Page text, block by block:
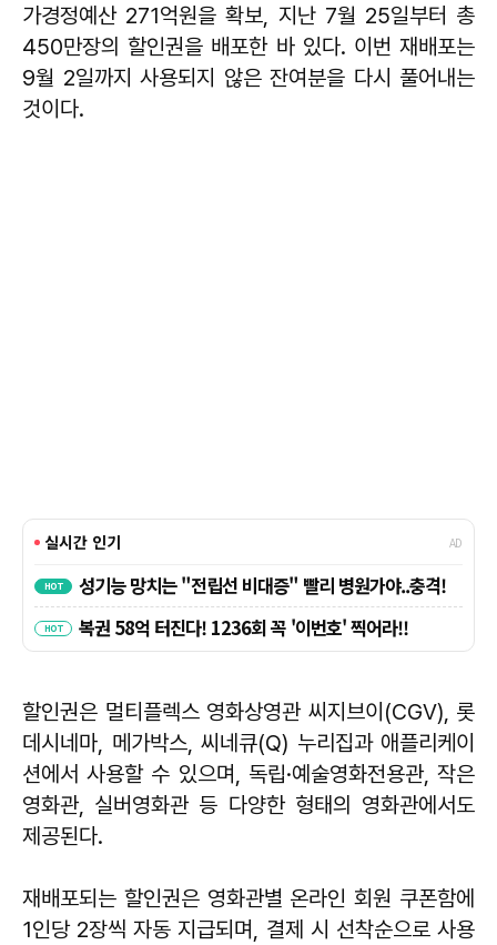
가경정예산 271억원을 확보, 지난 7월 25일부터 총
450만장의 할인권을 배포한 바 있다. 이번 재배포는
9월 2일까지 사용되지 않은 잔여분을 다시 풀어내는
것이다.
할인권은 멀티플렉스 영화상영관 씨지브이(CGV), 롯
데시네마, 메가박스, 씨네큐(Q) 누리집과 애플리케이
션에서 사용할 수 있으며, 독립·예술영화전용관, 작은
영화관, 실버영화관 등 다양한 형태의 영화관에서도
제공된다.
재배포되는 할인권은 영화관별 온라인 회원 쿠폰함에
1인당 2장씩 자동 지급되며, 결제 시 선착순으로 사용